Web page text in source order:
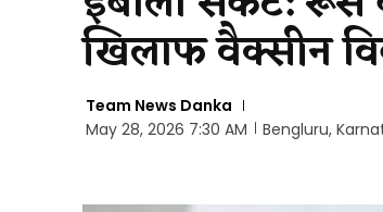
खिलाफ वैक्सीन
Team News Danka
May 28, 2026 7:30 AM
Bengluru,